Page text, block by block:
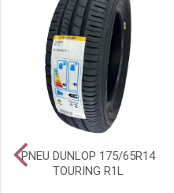
PNEU DUNLOP 175/65R14
TOURING R1L